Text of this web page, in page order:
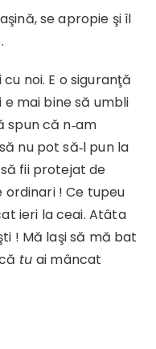
se apropie şi îl
noi. E o siguranţă
e mai bine să umbli
spun că n‑am
nu pot să‑l pun la
fii protejat de
ordinari ! Ce tupeu
ieri la ceai. Atâta
! Mă laşi să mă bat
tuai mâncat